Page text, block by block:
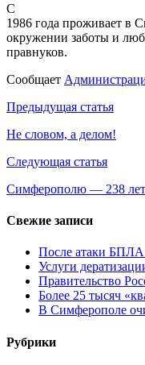
С
1986 года проживает в
окружении заботы и
правнуков.
Сообщает
Навигация
по
записям
Предыдущая статья
Не словом, а делом!
Следующая статья
Симферополю — 238
Свежие записи
После атаки БПЛА
Услуги
Правительство
Более 25 тысяч
В Симферополе
Рубрики